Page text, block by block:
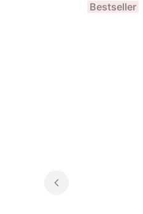
Bestseller